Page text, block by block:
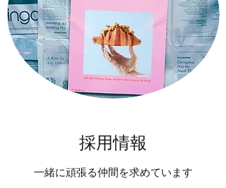
採用情報
一緒に頑張る仲間を求めています